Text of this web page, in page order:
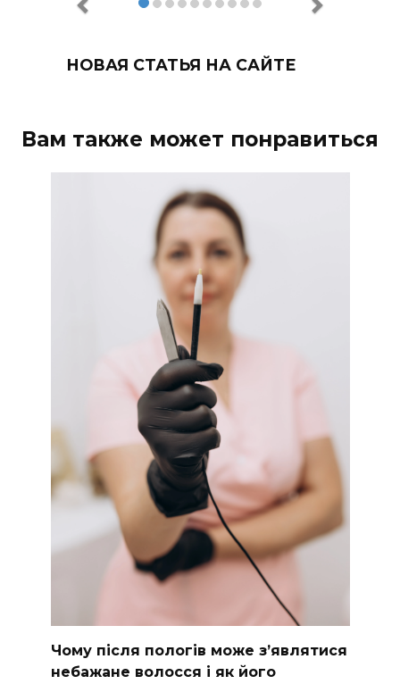
НОВАЯ СТАТЬЯ НА САЙТЕ
Вам также может понравиться
Чому після пологів може з’являтися
небажане волосся і як його